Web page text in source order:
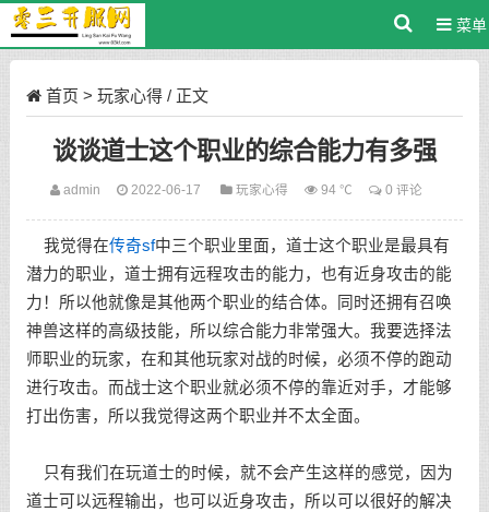
菜单
首页 > 玩家心得/ 正文
谈谈道士这个职业的综合能力有多强
admin 2022-06-17 玩家心得 94 ℃ 0 评论
我觉得在传奇sf中三个职业里面，道士这个职业是最具有
潜力的职业，道士拥有远程攻击的能力，也有近身攻击的能
力！所以他就像是其他两个职业的结合体。同时还拥有召唤
神兽这样的高级技能，所以综合能力非常强大。我要选择法
师职业的玩家，在和其他玩家对战的时候，必须不停的跑动
进行攻击。而战士这个职业就必须不停的靠近对手，才能够
打出伤害，所以我觉得这两个职业并不太全面。
只有我们在玩道士的时候，就不会产生这样的感觉，因为
道士可以远程输出，也可以近身攻击，所以可以很好的解决